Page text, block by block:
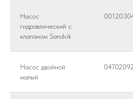
Насос
гидравлический с
клапаном Sandvik
Насос двойной
малый